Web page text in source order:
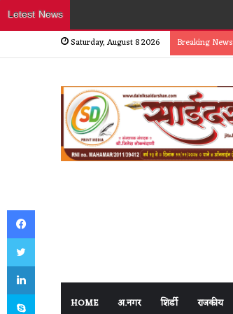
Letest News
Saturday, August 8 2026 Breaking News
HOME अ.नगर शिर्डी राजकीय
Facebook
Twitter
LinkedIn
Skype